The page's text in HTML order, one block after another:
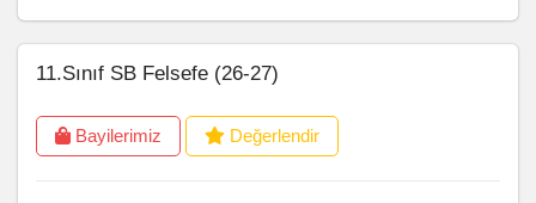
11.Sınıf SB Felsefe (26-27)
Bayilerimiz Değerlendir